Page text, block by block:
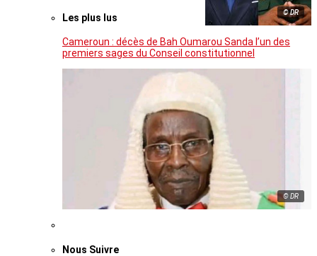
© DR
Les plus lus
Cameroun : décès de Bah Oumarou Sanda l’un des
premiers sages du Conseil constitutionnel
© DR
Nous Suivre